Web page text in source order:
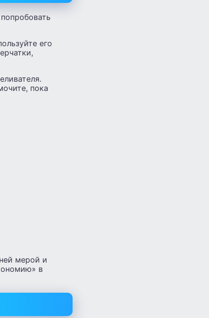
его
пока
мерой и
в